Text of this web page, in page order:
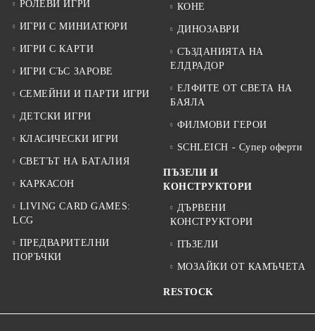
РОЛЕВИ ИГРИ
ИГРИ С МИНИАТЮРИ
ИГРИ С КАРТИ
ИГРИ СЪС ЗАРОВЕ
СЕМЕЙНИ И ПАРТИ ИГРИ
ДЕТСКИ ИГРИ
КЛАСИЧЕСКИ ИГРИ
СВЕТЪТ НА БАТАЛИЯ
КАРКАСОН
LIVING CARD GAMES:
LCG
ПРЕДВАРИТЕЛНИ
ПОРЪЧКИ
КОНЕ
ДИНОЗАВРИ
СЪЗДАНИЯТА НА
ЕЛДРАДОР
ЕЛФИТЕ ОТ СВЕТА НА
БАЯЛА
ФИЛМОВИ ГЕРОИ
SCHLEICH - Супер оферти
ПЪЗЕЛИ И
КОНСТРУКТОРИ
ДЪРВЕНИ
КОНСТРУКТОРИ
ПЪЗЕЛИ
МОЗАЙКИ ОТ КАМЪЧЕТА
RESTOCK